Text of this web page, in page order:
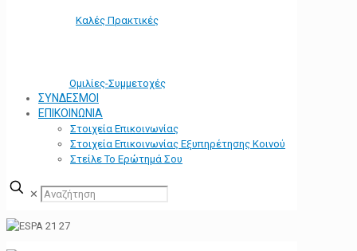
Καλές Πρακτικές
Ομιλίες-Συμμετοχές
ΣΥΝΔΕΣΜΟΙ
ΕΠΙΚΟΙΝΩΝΙΑ
Στοιχεία Επικοινωνίας
Στοιχεία Επικοινωνίας Εξυπηρέτησης Κοινού
Στείλε Το Ερώτημά Σου
✕